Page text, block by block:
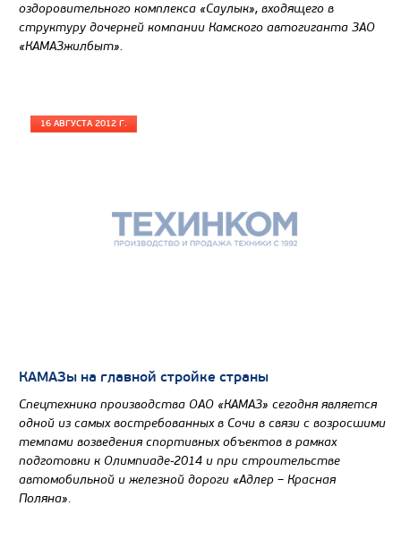
оздоровительного комплекса «Саулык», входящего в
структуру дочерней компании Камского автогиганта ЗАО
«КАМАЗжилбыт».
16 АВГУСТА 2012 Г.
КАМАЗы на главной стройке страны
Спецтехника производства ОАО «КАМАЗ» сегодня является
одной из самых востребованных в Сочи в связи с возросшими
темпами возведения спортивных объектов в рамках
подготовки к Олимпиаде-2014 и при строительстве
автомобильной и железной дороги «Адлер – Красная
Поляна».